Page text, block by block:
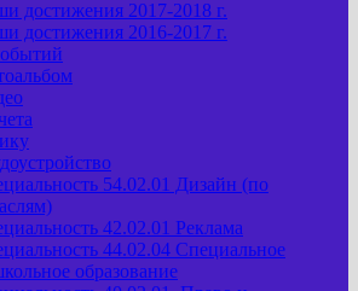
достижения 2017-2018 г.
достижения 2016-2017 г.
54.02.01 Дизайн (по
42.02.01 Реклама
44.02.04 Специальное
образование